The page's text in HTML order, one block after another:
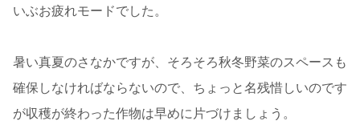
いぶお疲れモードでした。
暑い真夏のさなかですが、そろそろ秋冬野菜のスペースも
確保しなければならないので、ちょっと名残惜しいのです
が収穫が終わった作物は早めに片づけましょう。